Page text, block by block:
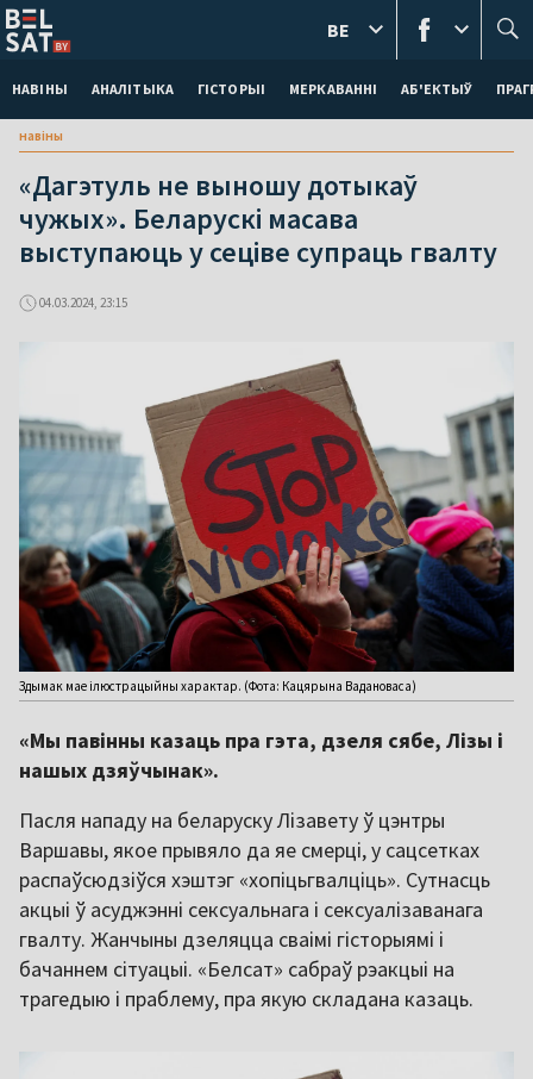
НАВІНЫ АНАЛІТЫКА ГІСТОРЫІ МЕРКАВАННI АБ'ЕКТЫЎ
BE
навіны
«Дагэтуль не выношу дотыкаў
чужых». Беларускі масава
выступаюць у сеціве супраць гвалту
04.03.2024, 23:15
Здымак мае ілюстрацыйны характар. (Фота: Кацярына Вадановаса)
«Мы павінны казаць пра гэта, дзеля сябе, Лізы і
нашых дзяўчынак».
Пасля нападу на беларуску Лізавету ў цэнтры
Варшавы, якое прывяло да яе смерці, у сацсетках
распаўсюдзіўся хэштэг «хопіцьгвалціць». Сутнасць
акцыі ў асуджэнні сексуальнага і сексуалізаванага
гвалту. Жанчыны дзеляцца сваімі гісторыямі і
бачаннем сітуацыі. «Белсат» сабраў рэакцыі на
трагедыю і праблему, пра якую складана казаць.